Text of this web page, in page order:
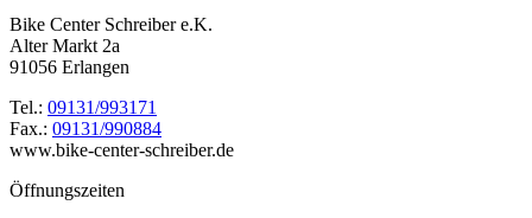
Bike Center Schreiber e.K.
Alter Markt 2a
91056 Erlangen
Tel.: 09131/993171
Fax.: 09131/990884
www.bike-center-schreiber.de
Öffnungszeiten